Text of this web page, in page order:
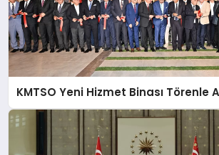
KMTSO Yeni Hizmet Binası Törenle